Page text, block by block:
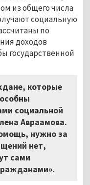
из общего числа
социальную
по
доходов
государственной
которые
социальной
Авраамова.
нужно за
нет,
сами